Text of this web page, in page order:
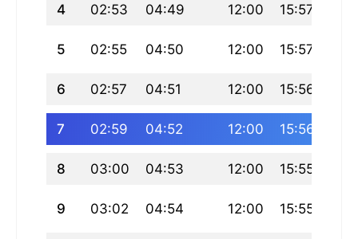
4 02:53 04:49 12:00 15:57
5 02:55 04:50 12:00 15:57
6 02:57 04:51 12:00 15:56
7 02:59 04:52 12:00 15:56
8 03:00 04:53 12:00 15:55
9 03:02 04:54 12:00 15:55